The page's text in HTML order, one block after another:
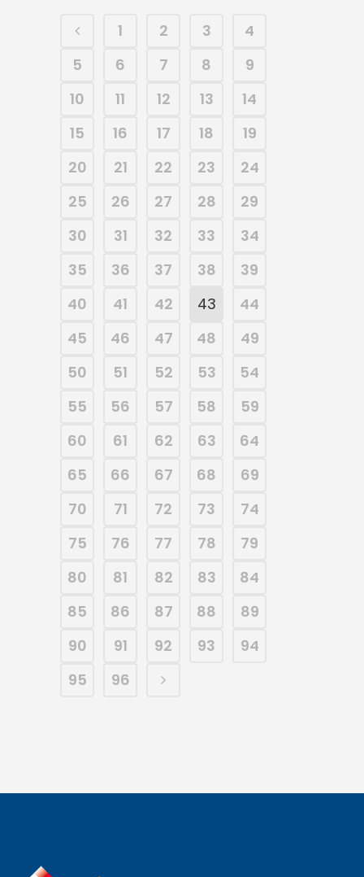
1 2 3
4
5
6 7 8
9
10
11 12 13
14
15
16 17 18
19
20
21 22 23
24
25
26 27 28
29
30
31 32 33
34
35
36 37 38
39
40
41 42 43
44
45
46 47 48
49
50
51 52 53
54
55
56 57 58
59
60
61 62 63
64
65
66 67 68
69
70
71 72 73
74
75
76 77 78
79
80
81 82 83
84
85
86 87 88
89
90
91 92 93
94
95
96